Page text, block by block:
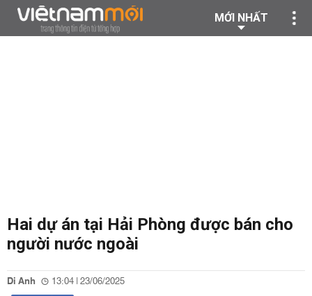
MỚI NHẤT
Hai dự án tại Hải Phòng được bán cho
người nước ngoài
Di Anh 13:04 | 23/06/2025